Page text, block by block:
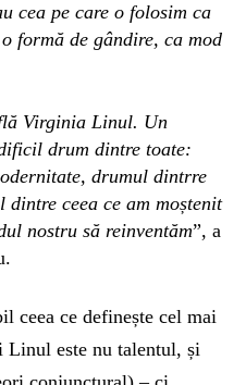
cea pe care o folosim ca
formă de gândire, ca mod
Virginia Linul. Un
drum dintre toate:
drumul dintrre
ceea ce am moștenit
nostru să reinventăm”, a
ceea ce definește cel mai
Linul este nu talentul, și